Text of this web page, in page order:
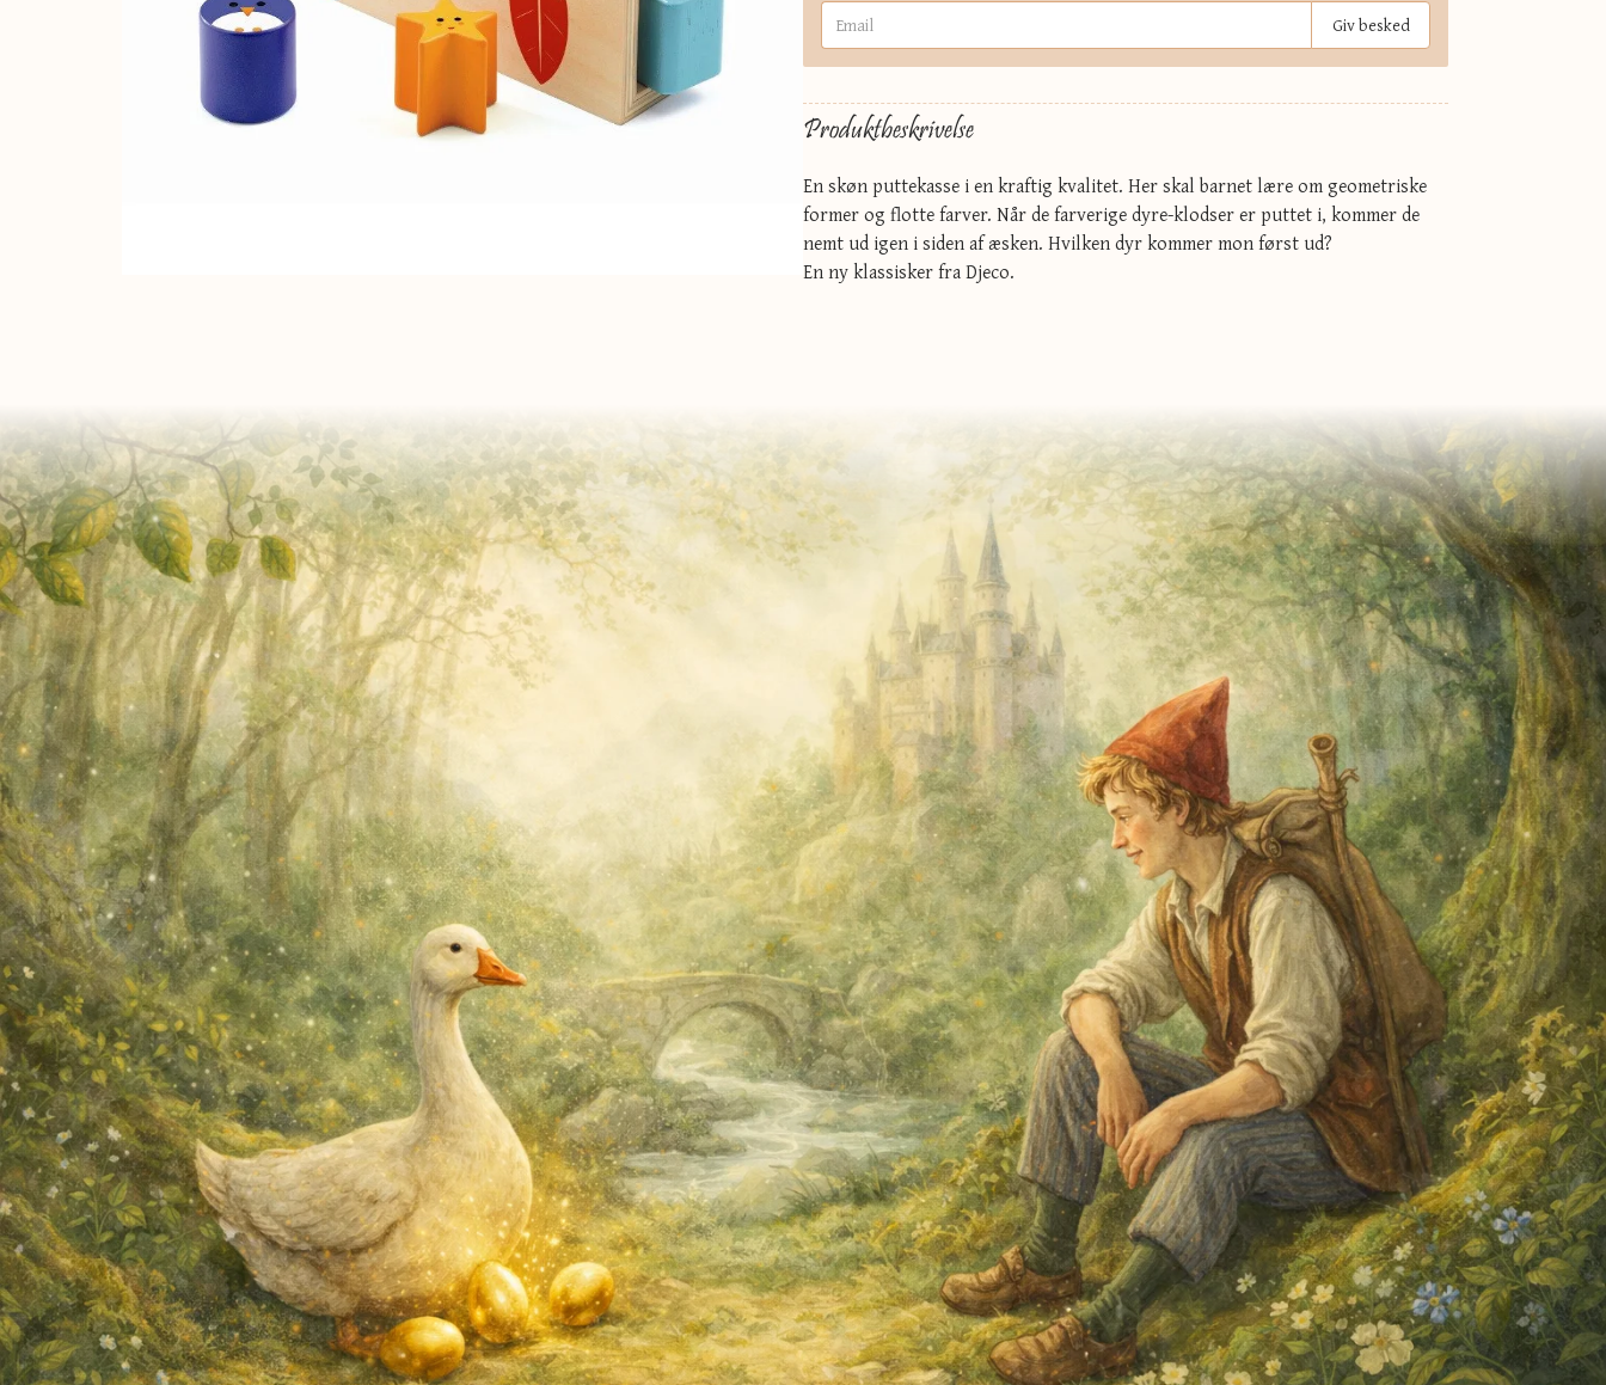
Giv besked
Produktbeskrivelse
En skøn puttekasse i en kraftig kvalitet. Her skal barnet lære om geometriske
former og flotte farver. Når de farverige dyre-klodser er puttet i, kommer de
nemt ud igen i siden af æsken. Hvilken dyr kommer mon først ud?
En ny klassisker fra Djeco.